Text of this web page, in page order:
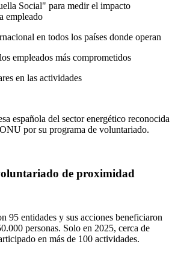
Social" para medir el impacto
empleado
en todos los países donde operan
empleados más comprometidos
en las actividades
española del sector energético reconocida
por su programa de voluntariado.
de proximidad
95 entidades y sus acciones beneficiaron
personas. Solo en 2025, cerca de
en más de 100 actividades.